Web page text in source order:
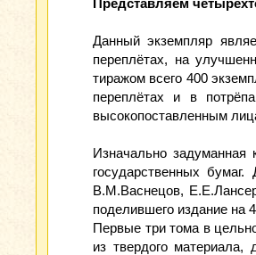
Представляем
Данный экземпляр
переплётах, на
тиражом всего 400
переплётах и в
высокопоставленным
Изначально задуманная
государственных
В.М.Васнецов,
поделившего издание на
Первые три тома в
из твердого